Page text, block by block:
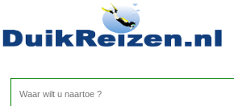
Canarische Eilanden - Gran